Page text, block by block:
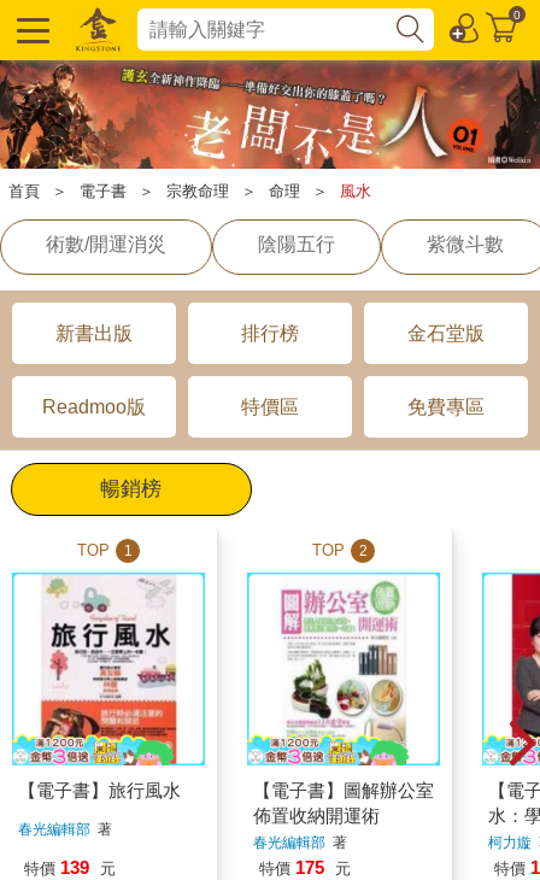
0
首頁 ＞ 電子書 ＞ 宗教命理 ＞ 命理 ＞ 風水
術數/開運消災 陰陽五行 紫微斗數
新書出版 排行榜 金石堂版
Readmoo版 特價區 免費專區
暢銷榜
TOP 1
【電子書】旅行風水
春光編輯部 著
特價 139 元
TOP 2
【電子書】圖解辦公室
佈置收納開運術
春光編輯部 著
特價 175 元
【電
水：
好宅
來！
柯力嫙
特價